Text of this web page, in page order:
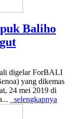
Baliho
digelar ForBALI
yang dikemas
24 mei 2019 di
selengkapnya